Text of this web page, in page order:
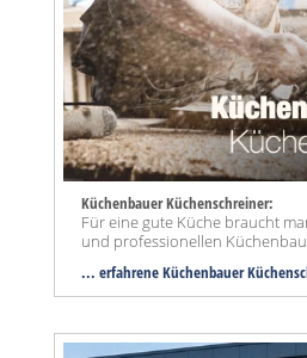
Küchenbauer Küchenschreiner:
Für eine gute Küche braucht
und professionellen
... erfahrene Küchenbauer